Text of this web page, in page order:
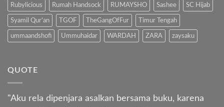
Rubylicious Rumah Handsock RUMAYSHO Sashee SC Hijab
Syamil Qur'an TGOF TheGangOfFur Timur Tengah
ummaandshofi Ummuhaidar WARDAH ZARA zaysaku
QUOTE
"Aku rela dipenjara asalkan bersama buku, karena